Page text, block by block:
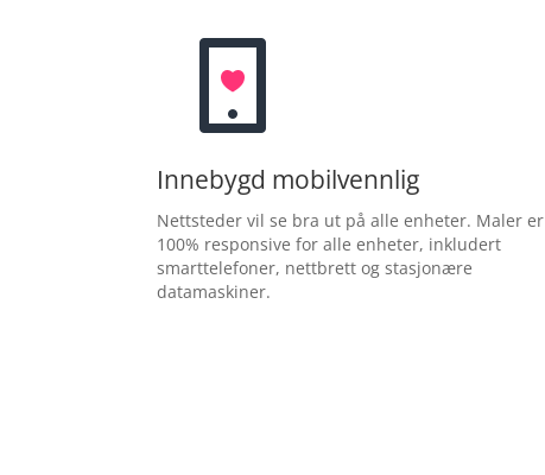
Innebygd mobilvennlig
Nettsteder vil se bra ut på alle enheter. Maler er
100% responsive for alle enheter, inkludert
smarttelefoner, nettbrett og stasjonære
datamaskiner.